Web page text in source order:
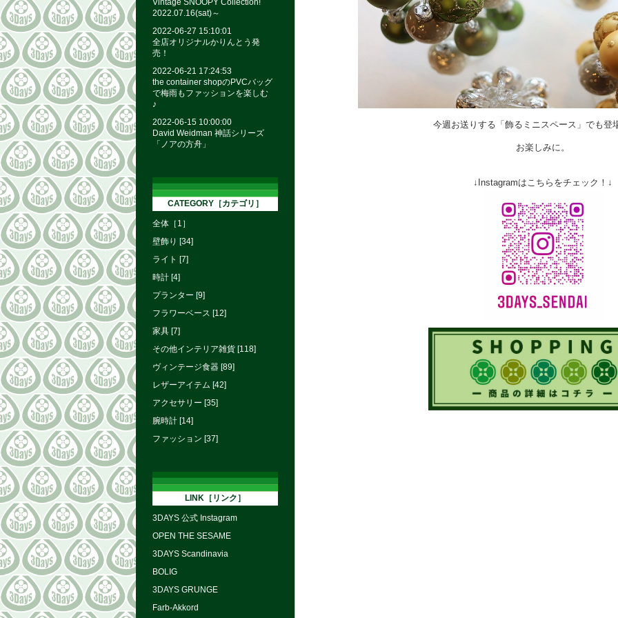
今週お送りする「飾るミニスペース」でも登
お楽しみに。
↓Instagramはこちらをチェック！↓
Vintage SNOOPY Collection!
2022.07.16(sat)～
2022-06-27 15:10:01
全店オリジナルかりんとう発
売！
2022-06-21 17:24:53
the container shopのPVCバッグ
で梅雨もファッションを楽しむ
♪
2022-06-15 10:00:00
David Weidman 神話シリーズ
「ノアの方舟」
CATEGORY［カテゴリ］
全体［1］
壁飾り [34]
ライト [7]
時計 [4]
プランター [9]
フラワーベース [12]
家具 [7]
その他インテリア雑貨 [118]
ヴィンテージ食器 [89]
レザーアイテム [42]
アクセサリー [35]
腕時計 [14]
ファッション [37]
LINK［リンク］
3DAYS 公式 Instagram
OPEN THE SESAME
3DAYS Scandinavia
BOLIG
3DAYS GRUNGE
Farb-Akkord